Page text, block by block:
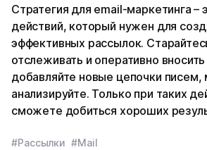
Стратегия для email-маркетинга –
действий, который нужен для
эффективных рассылок.
отслеживать и оперативно
добавляйте новые цепочки писем,
анализируйте. Только при таких
сможете добиться хороших
#Рассылки #Mail